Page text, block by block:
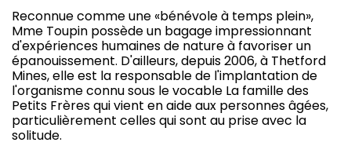
Reconnue comme une «bénévole à temps plein»,
Mme Toupin possède un bagage impressionnant
d'expériences humaines de nature à favoriser un
épanouissement. D'ailleurs, depuis 2006, à Thetford
Mines, elle est la responsable de l'implantation de
l'organisme connu sous le vocable La famille des
Petits Frères qui vient en aide aux personnes âgées,
particulièrement celles qui sont au prise avec la
solitude.